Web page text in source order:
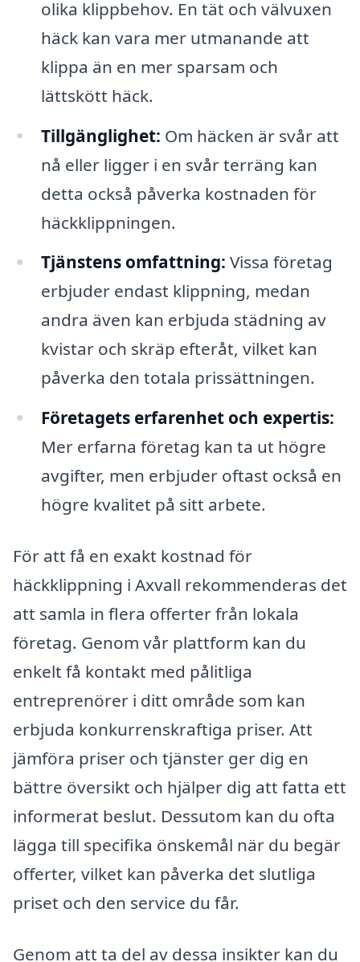
olika klippbehov. En tät och välvuxen
häck kan vara mer utmanande att
klippa än en mer sparsam och
lättskött häck.
Tillgänglighet: Om häcken är svår att
nå eller ligger i en svår terräng kan
detta också påverka kostnaden för
häckklippningen.
Tjänstens omfattning: Vissa företag
erbjuder endast klippning, medan
andra även kan erbjuda städning av
kvistar och skräp efteråt, vilket kan
påverka den totala prissättningen.
Företagets erfarenhet och expertis:
Mer erfarna företag kan ta ut högre
avgifter, men erbjuder oftast också en
högre kvalitet på sitt arbete.
För att få en exakt kostnad för
häckklippning i Axvall rekommenderas det
att samla in flera offerter från lokala
företag. Genom vår plattform kan du
enkelt få kontakt med pålitliga
entreprenörer i ditt område som kan
erbjuda konkurrenskraftiga priser. Att
jämföra priser och tjänster ger dig en
bättre översikt och hjälper dig att fatta ett
informerat beslut. Dessutom kan du ofta
lägga till specifika önskemål när du begär
offerter, vilket kan påverka det slutliga
priset och den service du får.
Genom att ta del av dessa insikter kan du